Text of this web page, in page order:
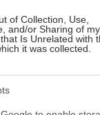
of Collection, Use,
and/or Sharing of my
Is Unrelated with
it was collected.
Πώς
και το
στη